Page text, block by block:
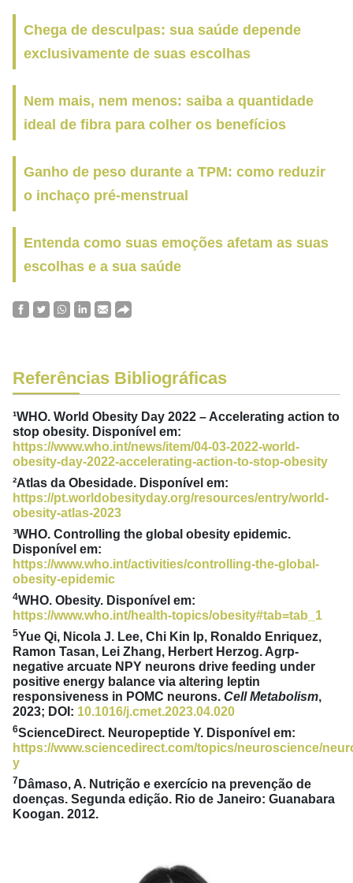
Chega de desculpas: sua saúde depende
exclusivamente de suas escolhas
Nem mais, nem menos: saiba a quantidade
ideal de fibra para colher os benefícios
Ganho de peso durante a TPM: como reduzir
o inchaço pré-menstrual
Entenda como suas emoções afetam as suas
escolhas e a sua saúde
Referências Bibliográficas
¹WHO. World Obesity Day 2022 – Accelerating action to
stop obesity. Disponível em:
https://www.who.int/news/item/04-03-2022-world-
obesity-day-2022-accelerating-action-to-stop-obesity
²Atlas da Obesidade. Disponível em:
https://pt.worldobesityday.org/resources/entry/world-
obesity-atlas-2023
³WHO. Controlling the global obesity epidemic.
Disponível em:
https://www.who.int/activities/controlling-the-global-
obesity-epidemic
4WHO. Obesity. Disponível em:
https://www.who.int/health-topics/obesity#tab=tab_1
5Yue Qi, Nicola J. Lee, Chi Kin Ip, Ronaldo Enriquez,
Ramon Tasan, Lei Zhang, Herbert Herzog. Agrp-
negative arcuate NPY neurons drive feeding under
positive energy balance via altering leptin
responsiveness in POMC neurons. Cell Metabolism,
2023; DOI: 10.1016/j.cmet.2023.04.020
6ScienceDirect. Neuropeptide Y. Disponível em:
https://www.sciencedirect.com/topics/neuroscience/
y
7 Dâmaso, A. Nutrição e exercício na prevenção de
doenças. Segunda edição. Rio de Janeiro: Guanabara
Koogan. 2012.